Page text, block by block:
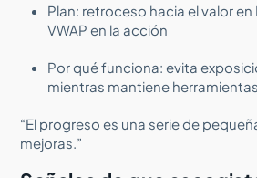
Plan: retroceso hacia el valor en
VWAP en la acción
Por qué funciona: evita
mientras mantiene
“El progreso es una serie de
mejoras.”